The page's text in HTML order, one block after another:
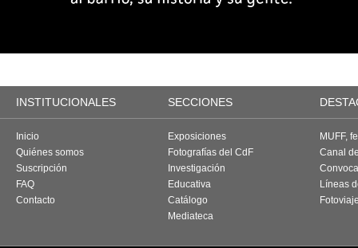
INSTITUCIONALES SECCIONES
Inicio
Quiénes somos
Suscripción
FAQ
Contacto
Exposiciones
Fotografías del CdF
Investigación
Educativa
Catálogo
Mediateca
MUFF,
Canal
Líneas